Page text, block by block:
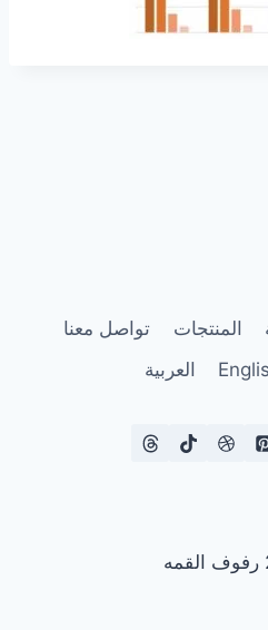
المنتجات
تواصل معنا
العربية